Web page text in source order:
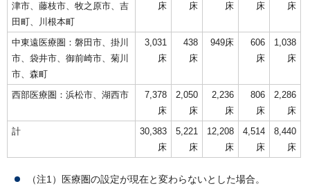
津市、藤枝市、牧之原市、吉
田町、川根本町
床
床
床
床
床
中東遠医療圏：磐田市、掛川
市、袋井市、御前崎市、菊川
市、森町
3,031
床
438
床
949床
606
床
1,038
床
西部医療圏：浜松市、湖西市
7,378
床
2,050
床
2,236
床
806
床
2,286
床
計
30,383
床
5,221
床
12,208
床
4,514
床
8,440
床
（注1）医療圏の設定が現在と変わらないとした場合。